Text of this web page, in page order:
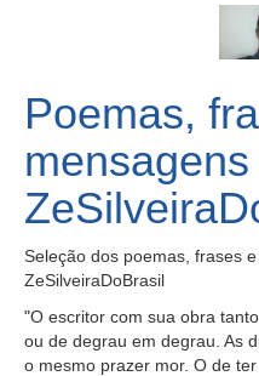
Poemas,
Seleção dos poemas, frases
ZeSilveiraDoBrasil
"O escritor com sua obra
ou de degrau em degrau. As
o mesmo prazer mor. O de ter